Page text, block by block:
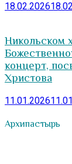
18.02.2026
Никольском
концерт,
Христова
11.01.2026
Архипастырь